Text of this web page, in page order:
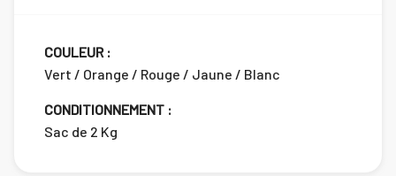
COULEUR :
Vert / Orange / Rouge / Jaune / Blanc
CONDITIONNEMENT :
Sac de 2 Kg